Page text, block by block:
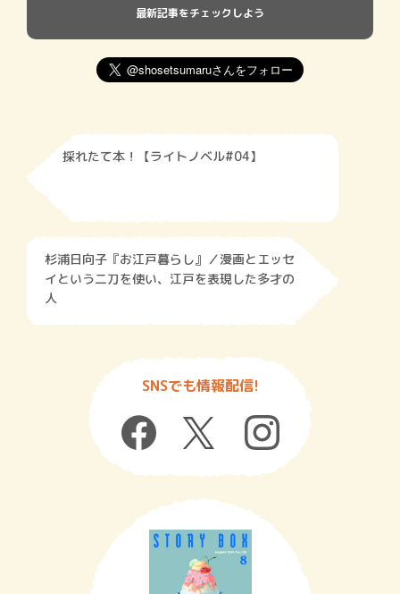
最新記事をチェックしよう
採れたて本！【ライトノベル#04】
杉浦日向子『お江戸暮らし』／漫画とエッセ
イという二刀を使い、江戸を表現した多才の
人
SNSでも情報配信!